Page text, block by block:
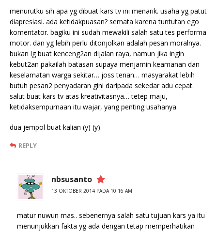
menurutku sih apa yg dibuat kars tv ini menarik. usaha yg patut
diapresiasi. ada ketidakpuasan? semata karena tuntutan ego
komentator. bagiku ini sudah mewakili salah satu tes performa
motor. dan yg lebih perlu ditonjolkan adalah pesan moralnya.
bukan lg buat kenceng2an dijalan raya, namun jika ingin
kebut2an pakailah batasan supaya menjamin keamanan dan
keselamatan warga sekitar… joss tenan… masyarakat lebih
butuh pesan2 penyadaran gini daripada sekedar adu cepat.
salut buat kars tv atas kreativitasnya… tetep maju,
ketidaksempurnaan itu wajar, yang penting usahanya.
dua jempol buat kalian (y) (y)
REPLY
nbsusanto
13 OKTOBER 2014 PADA 10:16 AM
matur nuwun mas.. sebenernya salah satu tujuan kars ya itu
menunjukkan fakta yg ada dengan tetap memperhatikan